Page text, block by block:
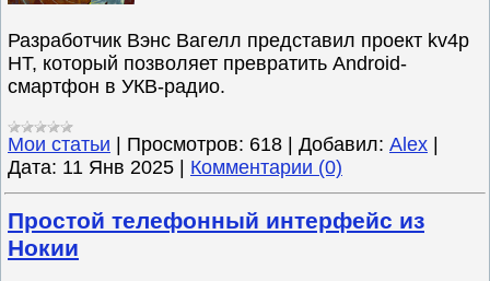
Разработчик Вэнс Вагелл представил проект kv4p
HT, который позволяет превратить Android-
смартфон в УКВ-радио.
Мои статьи Просмотров: 618 Добавил: Alex
Дата: 11 Янв 2025 Комментарии (0)
Простой телефонный интерфейс из
Нокии